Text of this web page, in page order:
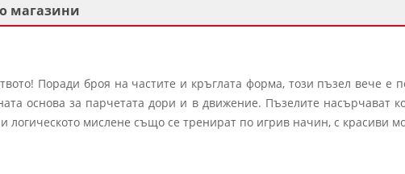
магазини
Поради броя на частите и кръглата форма, този пъзел вече е
основа за парчетата дори и в движение. Пъзелите насърчават
логическото мислене също се тренират по игрив начин, с красиви